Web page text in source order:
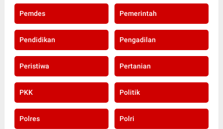
Pemdes Pemerintah
Pendidikan Pengadilan
Peristiwa Pertanian
PKK Politik
Polres Polri